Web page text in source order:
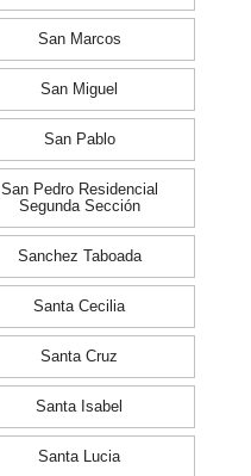
San Marcos
San Miguel
San Pablo
San Pedro Residencial
Segunda Sección
Sanchez Taboada
Santa Cecilia
Santa Cruz
Santa Isabel
Santa Lucia